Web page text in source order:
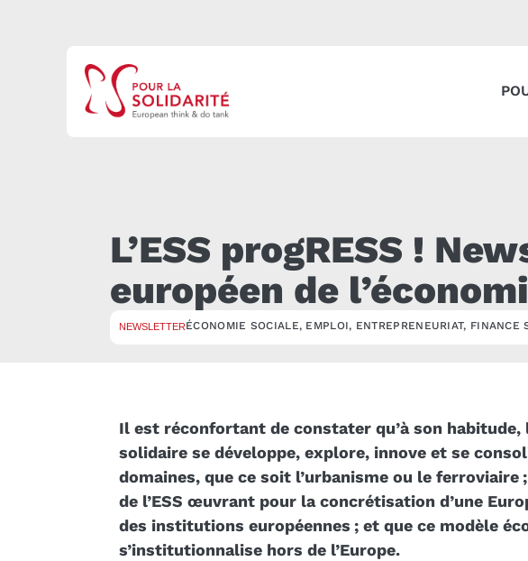
L’ESS progRESS !
européen de
NEWSLETTERÉCONOMIE SOCIALE, EMPLOI, ENTREPRENEURIAT, FINANCE
Il est réconfortant de constater qu’à son habitude,
solidaire se développe, explore, innove et se
domaines, que ce soit l’urbanisme ou le ferroviaire
de l’ESS œuvrant pour la concrétisation d’une
des institutions européennes ; et que ce modèle
s’institutionnalise hors de l’Europe.